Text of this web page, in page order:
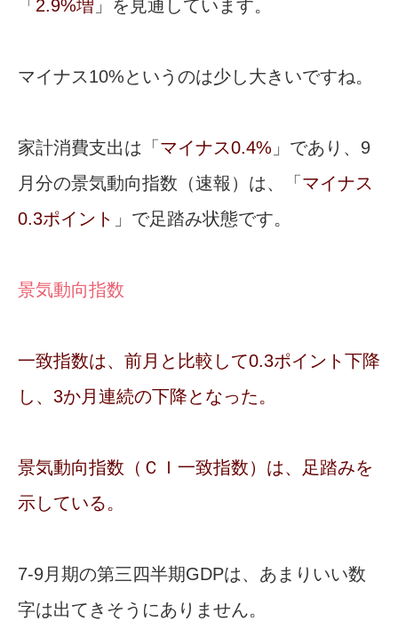
「 2.9%増 」を見通しています。
マイナス10%というのは少し大きいですね。
家計消費支出は「 マイナス0.4% 」であり、9
月分の景気動向指数（速報）は、「 マイナス
0.3ポイント 」で足踏み状態です。
景気動向指数
一致指数は、前月と比較して0.3ポイント下降
し、3か月連続の下降となった。
景気動向指数（ＣＩ一致指数）は、足踏みを
示している。
7-9月期の第三四半期GDPは、あまりいい数
字は出てきそうにありません。